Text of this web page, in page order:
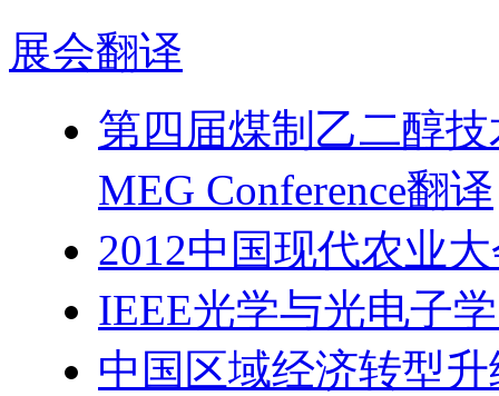
展会翻译
第四届煤制乙二醇
MEG Conference翻译
2012中国现代农业
IEEE光学与光电子
中国区域经济转型